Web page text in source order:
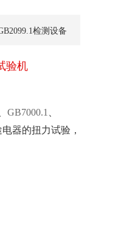
检测设备
验机
GB7000.1
器的扭力试验，